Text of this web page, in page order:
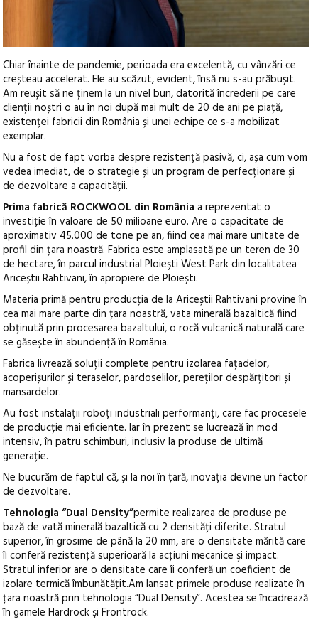
Chiar înainte de pandemie, perioada era excelentă, cu vânzări ce
creșteau accelerat. Ele au scăzut, evident, însă nu s-au prăbușit.
Am reușit să ne ținem la un nivel bun, datorită încrederii pe care
clienții noștri o au în noi după mai mult de 20 de ani pe piață,
existenței fabricii din România și unei echipe ce s-a mobilizat
exemplar.
Nu a fost de fapt vorba despre rezistență pasivă, ci, așa cum vom
vedea imediat, de o strategie și un program de perfecționare și
de dezvoltare a capacității.
Prima fabrică ROCKWOOL din România a reprezentat o
investiție în valoare de 50 milioane euro. Are o capacitate de
aproximativ 45.000 de tone pe an, fiind cea mai mare unitate de
profil din țara noastră. Fabrica este amplasată pe un teren de 30
de hectare, în parcul industrial Ploieşti West Park din localitatea
Ariceștii Rahtivani, în apropiere de Ploiești.
Materia primă pentru producția de la Ariceștii Rahtivani provine în
cea mai mare parte din țara noastră, vata minerală bazaltică fiind
obținută prin procesarea bazaltului, o rocă vulcanică naturală care
se găsește în abundență în România.
Fabrica livrează soluții complete pentru izolarea fațadelor,
acoperișurilor și teraselor, pardoselilor, pereților despărțitori și
mansardelor.
Au fost instalații roboți industriali performanți, care fac procesele
de producție mai eficiente. Iar în prezent se lucrează în mod
intensiv, în patru schimburi, inclusiv la produse de ultimă
generație.
Ne bucurăm de faptul că, și la noi în țară, inovația devine un factor
de dezvoltare.
Tehnologia“Dual Density”permite realizarea de produse pe
bază de vată minerală bazaltică cu 2 densități diferite. Stratul
superior, în grosime de până la 20 mm, are o densitate mărită care
îi conferă rezistenţă superioară la acţiuni mecanice şi impact.
Stratul inferior are o densitate care îi conferă un coeficient de
izolare termică îmbunătăţit.Am lansat primele produse realizate în
ţara noastră prin tehnologia “Dual Density”. Acestea se încadrează
în gamele Hardrock şi Frontrock.